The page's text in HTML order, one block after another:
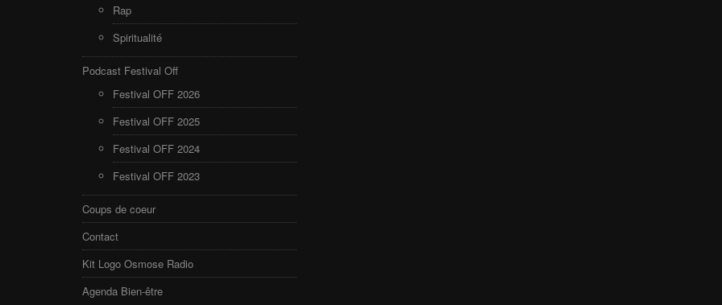
Rap
Spiritualité
Podcast Festival Off
Festival OFF 2026
Festival OFF 2025
Festival OFF 2024
Festival OFF 2023
Coups de coeur
Contact
Kit Logo Osmose Radio
Agenda Bien-être